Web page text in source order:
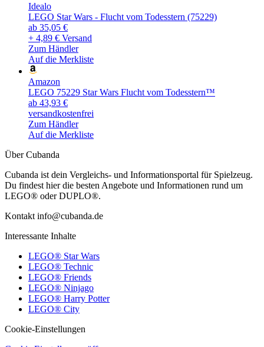
Idealo
LEGO Star Wars - Flucht vom Todesstern (75229)
ab 35,05 €
+ 4,89 € Versand
Zum Händler
Auf die Merkliste
Amazon
LEGO 75229 Star Wars Flucht vom Todesstern™
ab 43,93 €
versandkostenfrei
Zum Händler
Auf die Merkliste
Über Cubanda
Cubanda ist dein Vergleichs- und Informationsportal für Spielzeug.
Du findest hier die besten Angebote und Informationen rund um
LEGO® oder DUPLO®.
Kontakt info@cubanda.de
Interessante Inhalte
LEGO® Star Wars
LEGO® Technic
LEGO® Friends
LEGO® Ninjago
LEGO® Harry Potter
LEGO® City
Cookie-Einstellungen